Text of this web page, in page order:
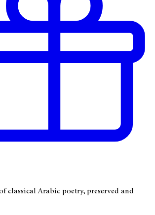
classical Arabic poetry, preserved and